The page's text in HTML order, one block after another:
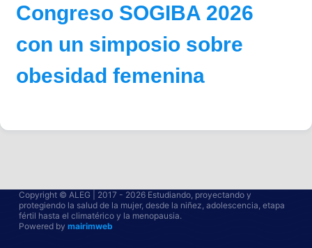
Congreso SOGIBA 2026
con un simposio sobre
obesidad femenina
Copyright © ALEG | 2017 - 2026 Estudiando, proyectando y
protegiendo la salud de la mujer, desde la niñez, adolescencia, etapa
fértil hasta el climatérico y la menopausia.
Powered by mairimweb